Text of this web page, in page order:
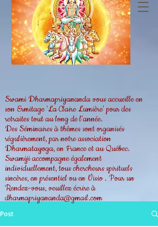
Swami Dharmapriyananda vous accueille en
son Ermitage 'La Claire Lumière' pour des
retraites tout au long de l'année.
Des Séminaires à thèmes sont organisés
régulièrement, par notre association
Dharmatayoga, en France et au Québec.
Swamiji accompagne également
individuellement, tous chercheurs spirituels
sincères, en présentiel ou en Visio . Pour un
Rendez-vous, veuillez écrire à
dharmapriyananda@gmail.com
Post